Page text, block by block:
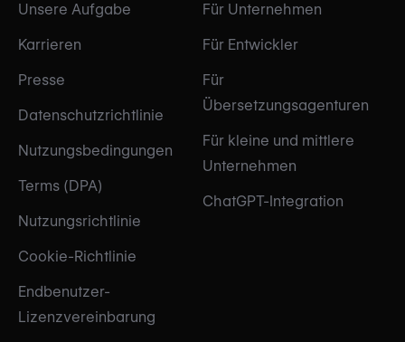
Unsere Aufgabe
Karrieren
Presse
Datenschutzrichtlinie
Nutzungsbedingungen
Terms (DPA)
Nutzungsrichtlinie
Cookie-Richtlinie
Endbenutzer-
Lizenzvereinbarung
Für Unternehmen
Für Entwickler
Für
Übersetzungsagenturen
Für kleine und mittlere
Unternehmen
ChatGPT-Integration